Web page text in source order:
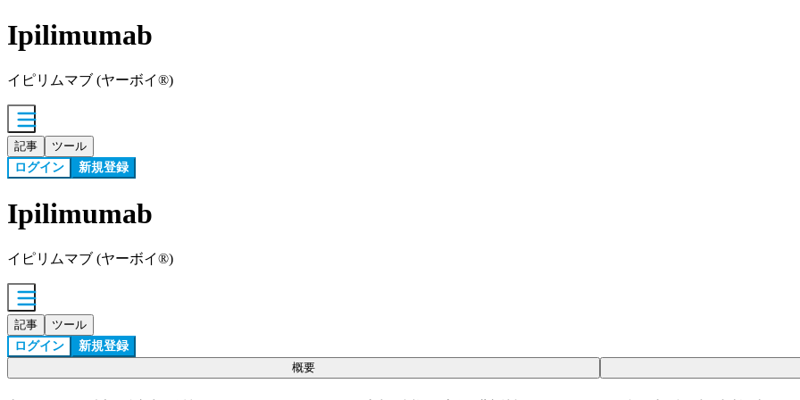
Ipilimumab
イピリムマブ (ヤーボイ®)
記事 ツール
ログイン 新規登録
Ipilimumab
イピリムマブ (ヤーボイ®)
記事 ツール
ログイン 新規登録
概要